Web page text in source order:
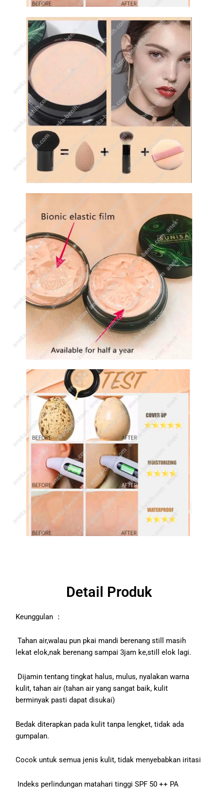
Detail Produk
Keunggulan ：
️ Tahan air,walau pun pkai mandi berenang still masih
lekat elok,nak berenang sampai 3jam ke,still elok lagi.
️ Dijamin tentang tingkat halus, mulus, nyalakan warna
kulit, tahan air (tahan air yang sangat baik, kulit
berminyak pasti dapat disukai)
️Bedak diterapkan pada kulit tanpa lengket, tidak ada
gumpalan.
️Cocok untuk semua jenis kulit, tidak menyebabkan iritasi
️ Indeks perlindungan matahari tinggi SPF 50 ++ PA